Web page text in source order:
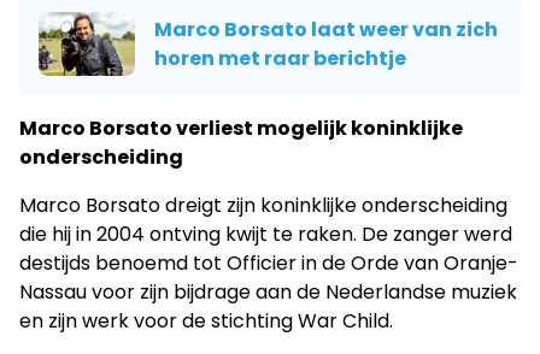
Marco Borsato laat weer van zich
horen met raar berichtje
Marco Borsato verliest mogelijk koninklijke
onderscheiding
Marco Borsato dreigt zijn koninklijke onderscheiding
die hij in 2004 ontving kwijt te raken. De zanger werd
destijds benoemd tot Officier in de Orde van Oranje-
Nassau voor zijn bijdrage aan de Nederlandse muziek
en zijn werk voor de stichting War Child.